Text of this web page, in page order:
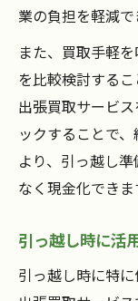
業の負担を軽減で
また、買取手軽
を比較検討する
出張買取サービ
ックすることで
より、引っ越し
なく現金化できま
引っ越し時に活
引っ越し時に特